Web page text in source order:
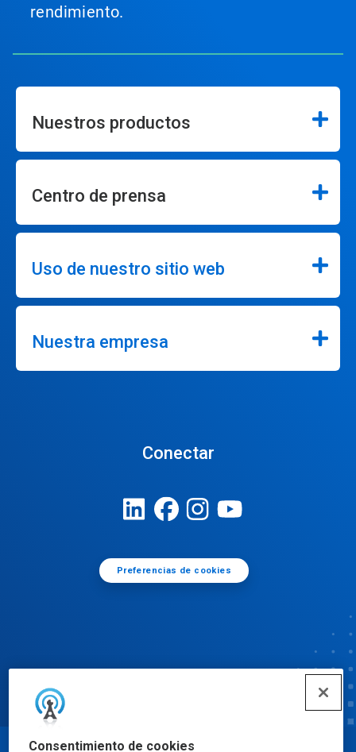
Consentimiento de cookies
rendimiento.
Nuestros productos
Centro de prensa
Uso de nuestro sitio web
Nuestra empresa
Conectar
Preferencias de cookies